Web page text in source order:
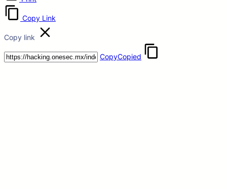
Copy Link
Copy link
CopyCopied